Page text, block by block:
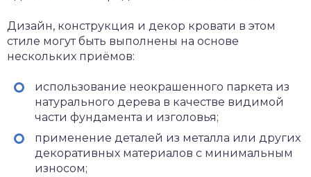
Дизайн, конструкция и декор кровати в этом
стиле могут быть выполнены на основе
нескольких приёмов:
использование неокрашенного паркета из
натурального дерева в качестве видимой
части фундамента и изголовья;
применение деталей из металла или других
декоративных материалов с минимальным
износом;